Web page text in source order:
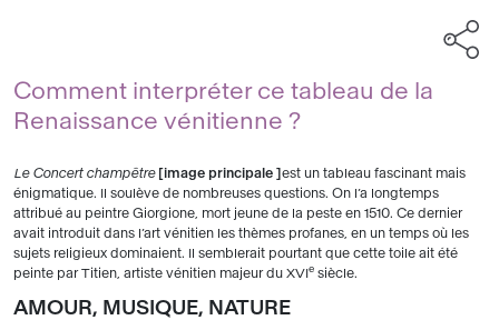
Comment interpréter ce tableau de la
Renaissance vénitienne ?
Le Concert champêtre image principale
est un tableau fascinant mais
énigmatique. Il soulève de nombreuses questions. On l’a longtemps
attribué au peintre Giorgione, mort jeune de la peste en 1510. Ce dernier
avait introduit dans l’art vénitien les thèmes profanes, en un temps où les
sujets religieux dominaient. Il semblerait pourtant que cette toile ait été
peinte par Titien, artiste vénitien majeur du XVIe siècle.
AMOUR, MUSIQUE, NATURE